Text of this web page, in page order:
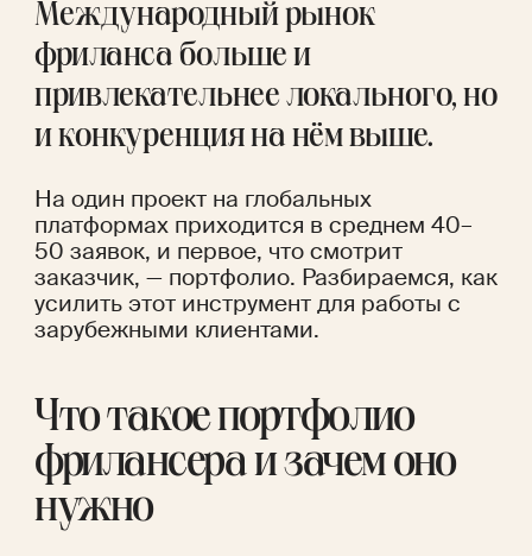
Международный рынок
фриланса больше и
привлекательнее локального, но
и конкуренция на нём выше.
На один проект на глобальных
платформах приходится в среднем 40–
50 заявок, и первое, что смотрит
заказчик, — портфолио. Разбираемся, как
усилить этот инструмент для работы с
зарубежными клиентами.
Что такое портфолио
фрилансера и зачем оно
нужно